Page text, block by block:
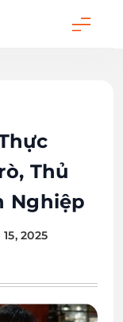
Thủ
Nghiệp
2025